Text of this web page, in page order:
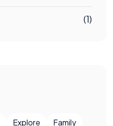
(1)
Explore
Family